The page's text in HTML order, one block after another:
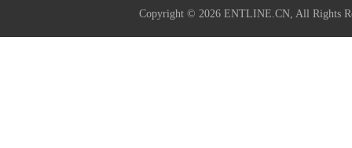
Copyright © 2026 ENTLINE.CN, All Rights